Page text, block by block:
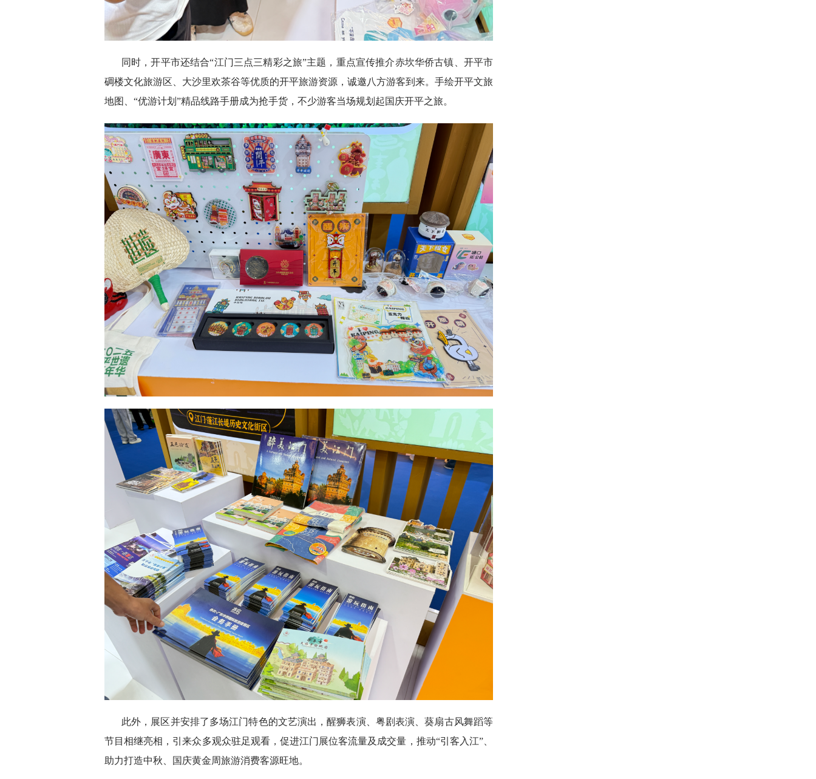
同时，开平市还结合“江门三点三精彩之旅”主题，重点宣传推介赤坎华侨古镇、开平市
碉楼文化旅游区、大沙里欢茶谷等优质的开平旅游资源，诚邀八方游客到来。手绘开平文旅
地图、“优游计划”精品线路手册成为抢手货，不少游客当场规划起国庆开平之旅。
此外，展区并安排了多场江门特色的文艺演出，醒狮表演、粤剧表演、葵扇古风舞蹈等
节目相继亮相，引来众多观众驻足观看，促进江门展位客流量及成交量，推动“引客入江”、
助力打造中秋、国庆黄金周旅游消费客源旺地。